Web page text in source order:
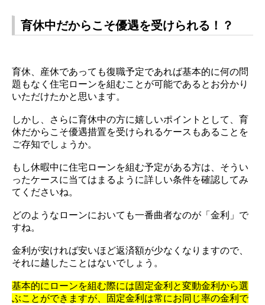
育休中だからこそ優遇を受けられる！？
育休、産休であっても復職予定であれば基本的に何の問
題もなく住宅ローンを組むことが可能であるとお分かり
いただけたかと思います。
しかし、さらに育休中の方に嬉しいポイントとして、育
休だからこそ優遇措置を受けられるケースもあることを
ご存知でしょうか。
もし休暇中に住宅ローンを組む予定がある方は、そうい
ったケースに当てはまるように詳しい条件を確認してみ
てくださいね。
どのようなローンにおいても一番曲者なのが「金利」で
すね。
金利が安ければ安いほど返済額が少なくなりますので、
それに越したことはないでしょう。
基本的にローンを組む際には固定金利と変動金利から選
ぶことができますが、固定金利は常にお同じ率の金利で